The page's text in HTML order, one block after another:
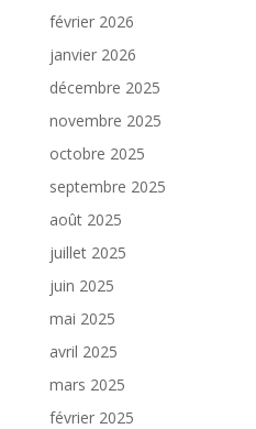
février 2026
janvier 2026
décembre 2025
novembre 2025
octobre 2025
septembre 2025
août 2025
juillet 2025
juin 2025
mai 2025
avril 2025
mars 2025
février 2025